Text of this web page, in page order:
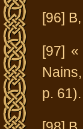
[96]
[97]
p.